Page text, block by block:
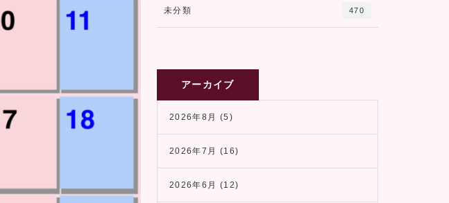
未分類 470
アーカイブ
2026年8月 (5)
2026年7月 (16)
2026年6月 (12)